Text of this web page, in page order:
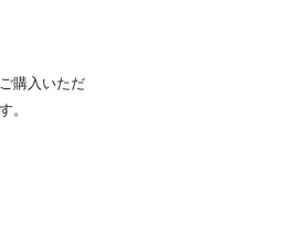
購入いただ
。